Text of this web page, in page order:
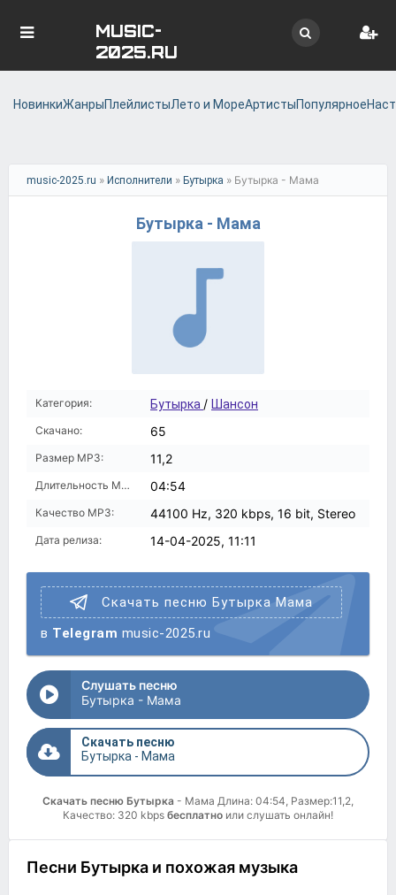
MUSIC-
2025.RU
НовинкиЖанрыПлейлистыЛето и МореАртистыПопулярное
music-2025.ru » Исполнители » Бутырка » Бутырка - Мама
Бутырка - Мама
Категория: Бутырка / Шансон
Скачано: 65
Размер MP3: 11,2
Длительность MP3: 04:54
Качество MP3: 44100 Hz, 320 kbps, 16 bit, Stereo
Дата релиза: 14-04-2025, 11:11
Скачать песню Бутырка Мама
в Telegram music-2025.ru
Слушать песню
Бутырка - Мама
Скачать песню
Бутырка - Мама
Скачать песню Бутырка - Мама Длина: 04:54, Размер:11,2,
Качество: 320 kbps бесплатно или слушать онлайн!
Песни Бутырка и похожая музыка